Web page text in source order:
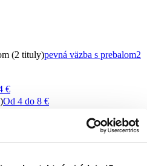
(2 tituly)pevná väzba s prebalom2
€
Od 4 do 8 €